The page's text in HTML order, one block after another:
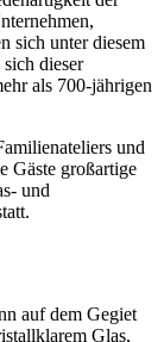
sich unter diesem
dieser
als 700-jährigen
und
Gäste großartige
und
auf dem Gegiet
Glas,